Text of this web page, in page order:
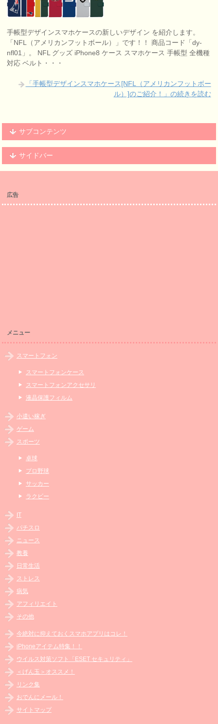
手帳型デザインスマホケースの新しいデザイン を紹介します。
「NFL（アメリカンフットボール）」です！！ 商品コード「dy-
nfl01」。 NFL グッズ iPhone8 ケース スマホケース 手帳型 全機種
対応 ベルト・・・
「手帳型デザインスマホケース[NFL（アメリカンフットボー
ル）]のご紹介！」の続きを読む
サブコンテンツ
サイドバー
広告
メニュー
スマートフォン
スマートフォンケース
スマートフォンアクセサリ
液晶保護フィルム
小遣い稼ぎ
ゲーム
スポーツ
卓球
プロ野球
サッカー
ラクビー
IT
パチスロ
ニュース
教養
日常生活
ストレス
病気
アフィリエイト
その他
今絶対に抑えておくスマホアプリはコレ！
iPhoneアイテム特集！！
ウイルス対策ソフト「ESET セキュリティ」
＜げん玉＞オススメ！
リンク集
おでんにメール！
サイトマップ